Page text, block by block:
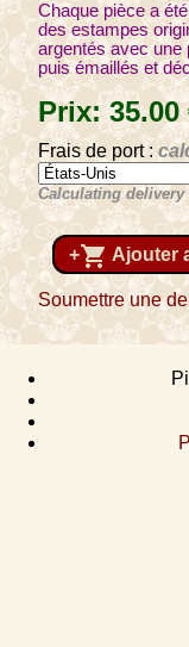
Chaque pièce a
des estampes
argentés avec une
puis émaillés et
Prix:35.00
Frais de port :
Calculating
+shopping_cart Ajouter
Soumettre une